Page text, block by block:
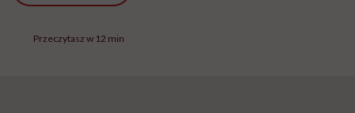
Przeczytasz w 12 min